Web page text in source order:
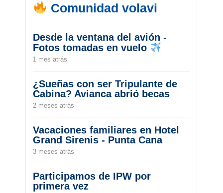
Comunidad volavi
Desde la ventana del avión -
Fotos tomadas en vuelo
1 mes atrás
¿Sueñas con ser Tripulante de
Cabina? Avianca abrió becas
2 meses atrás
Vacaciones familiares en Hotel
Grand Sirenis - Punta Cana
3 meses atrás
Participamos de IPW por
primera vez